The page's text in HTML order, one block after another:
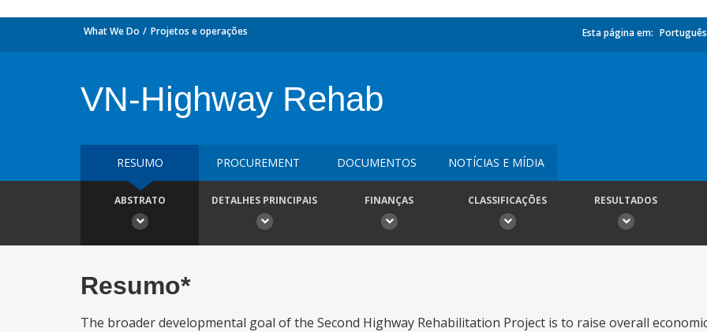
What We Do Projetos e operações Esta página em: Português
VN-Highway Rehab
RESUMO PROCUREMENT DOCUMENTOS NOTÍCIAS E MÍDIA
ABSTRATO DETALHES PRINCIPAIS FINANÇAS CLASSIFICAÇÕES RESULTADOS
Resumo*
The broader developmental goal of the Second Highway Rehabilitation Project is to raise overall